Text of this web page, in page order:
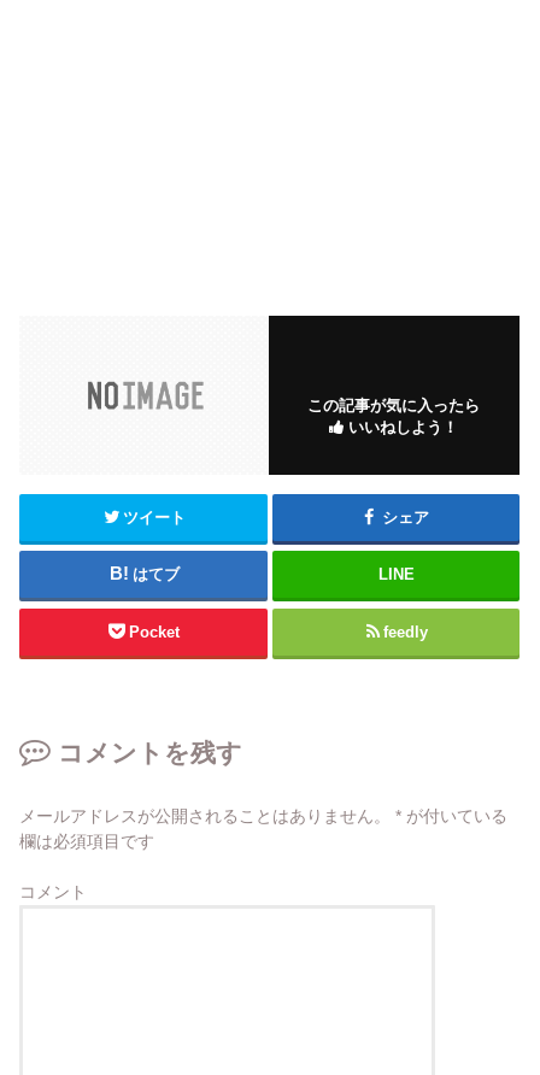
この記事が気に入ったら
いいねしよう！
ツイート シェア
はてブ LINE
Pocket feedly
コメントを残す
メールアドレスが公開されることはありません。 * が付いている
欄は必須項目です
コメント